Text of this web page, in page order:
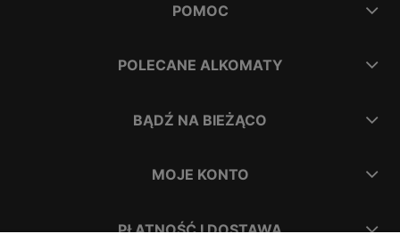
POMOC
POLECANE ALKOMATY
BĄDŹ NA BIEŻĄCO
MOJE KONTO
PŁATNOŚĆ I DOSTAWA